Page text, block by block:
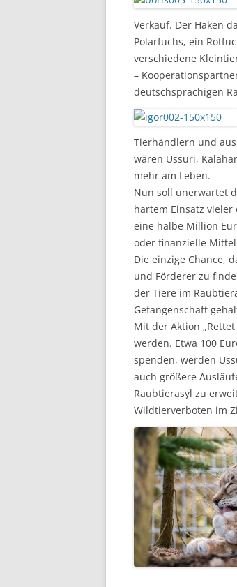
Verkauf. Der Haken
Polarfuchs, ein
verschiedene
–
deutschsprachigen
Tierhändlern und
wären Ussuri,
mehr am Leben.
Nun soll unerwartet
hartem Einsatz
eine halbe Million
oder finanzielle
Die einzige Chance,
und Förderer zu
der Tiere im
Gefangenschaft
Mit der Aktion
werden. Etwa 100
spenden, werden
auch größere
Raubtierasyl zu
Wildtierverboten im